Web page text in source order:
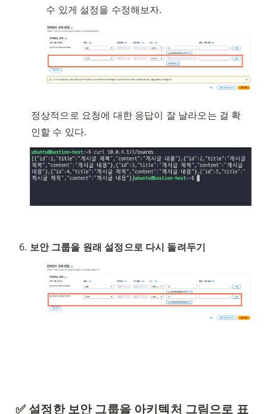
수 있게 설정을 수정해보자.
정상적으로 요청에 대한 응답이 잘 날라오는 걸 확
인할 수 있다.
보안 그룹을 원래 설정으로 다시 돌려두기
✅ 설정한 보안 그룹을 아키텍처 그림으로 표